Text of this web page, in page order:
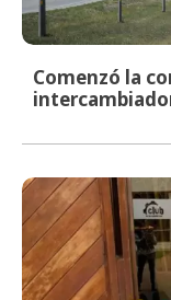
Comenzó la